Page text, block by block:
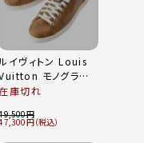
イヴィトン Louis
モノグラム
ロントローライン
ニーカー ブラウン
庫切れ